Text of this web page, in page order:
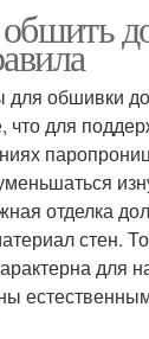
обшивки
что для
отделка
стен.
для